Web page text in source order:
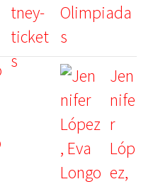
Olimpiada
s
Jen
nife
r
Lóp
ez,